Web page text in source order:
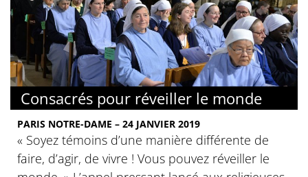
Consacrés pour réveiller le monde
PARIS NOTRE-DAME – 24 JANVIER 2019
« Soyez témoins d’une manière différente de
faire, d’agir, de vivre ! Vous pouvez réveiller le